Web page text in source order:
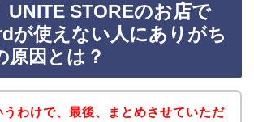
UNITE STOREのお店で
が使えない人にありがち
原因とは？
うわけで、最後、まとめさせていただ